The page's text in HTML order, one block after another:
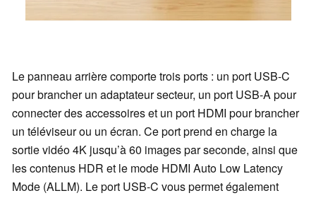
Le panneau arrière comporte trois ports : un port USB-C
pour brancher un adaptateur secteur, un port USB-A pour
connecter des accessoires et un port HDMI pour brancher
un téléviseur ou un écran. Ce port prend en charge la
sortie vidéo 4K jusqu’à 60 images par seconde, ainsi que
les contenus HDR et le mode HDMI Auto Low Latency
Mode (ALLM). Le port USB-C vous permet également